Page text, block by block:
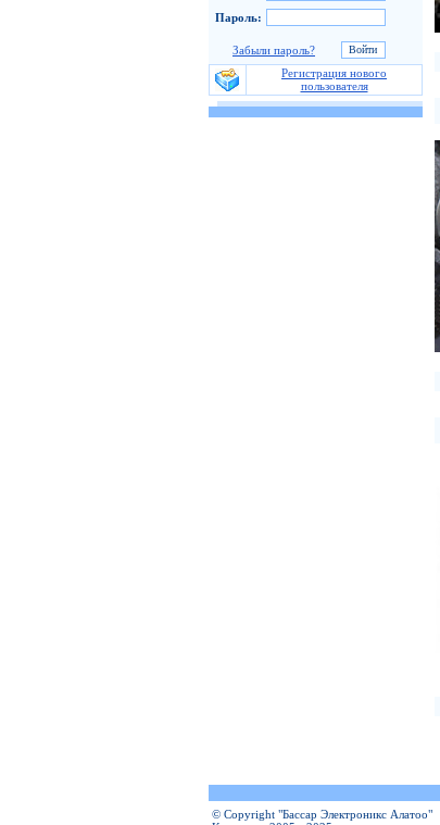
Пароль:
Забыли пароль?
Регистрация нового
пользователя
© Copyright "Бассар Электроникс Алатоо"